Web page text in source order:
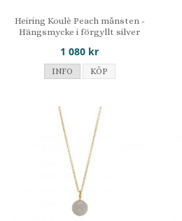
Heiring Koulè Peach månsten -
Hängsmycke i förgyllt silver
1 080 kr
INFO KÖP